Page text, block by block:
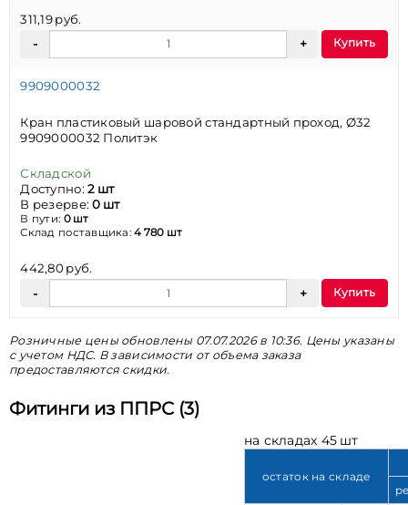
311,19 руб.
Купить
9909000032
Кран пластиковый шаровой стандартный проход, Ø32
9909000032 Политэк
Складской
Доступно:2 шт
В резерве:0 шт
В пути: 0 шт
Склад поставщика:4 780 шт
442,80 руб.
Купить
Розничные цены обновлены 07.07.2026 в 10:36. Цены указаны
с учетом НДС. В зависимости от объема заказа
предоставляются скидки.
Фитинги из ППРС (3)
на складах 45 шт
остаток на складе